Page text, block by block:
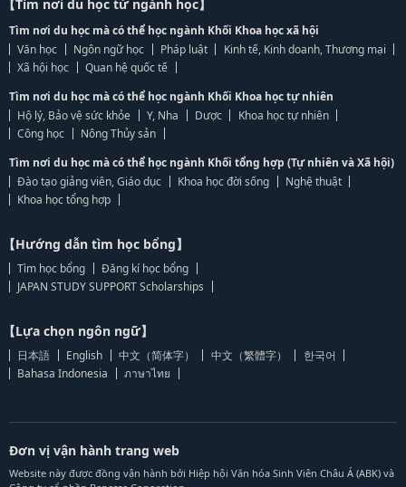
【Tìm nơi du học từ ngành học】
Tìm nơi du học mà có thể học ngành Khối Khoa học xã hội
Văn học
Ngôn ngữ học Pháp luật
Kinh tế, Kinh doanh, Thương mại
Xã hội học
Quan hệ quốc tế
Tìm nơi du học mà có thể học ngành Khối Khoa học tự nhiên
Hộ lý, Bảo vệ sức khỏe
Y, Nha Dược
Khoa học tự nhiên
Công học
Nông Thủy sản
Tìm nơi du học mà có thể học ngành Khối tổng hợp (Tự nhiên và Xã hội)
Đào tạo giảng viên, Giáo dục
Khoa học đời sống
Nghệ thuật
Khoa học tổng hợp
【Hướng dẫn tìm học bổng】
Tìm học bổng
Đăng kí học bổng
JAPAN STUDY SUPPORT Scholarships
【Lựa chọn ngôn ngữ】
日本語 English 中文（简体字） 中文（繁體字）
한국어
Bahasa Indonesia
ภาษาไทย
Đơn vị vận hành trang web
Website này được đồng vận hành bởi Hiệp hội Văn hóa Sinh Viên Châu Á (ABK) và